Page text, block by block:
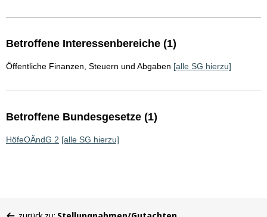
Betroffene Interessenbereiche (1)
Öffentliche Finanzen, Steuern und Abgaben [alle SG hierzu]
Betroffene Bundesgesetze (1)
HöfeOÄndG 2 [alle SG hierzu]